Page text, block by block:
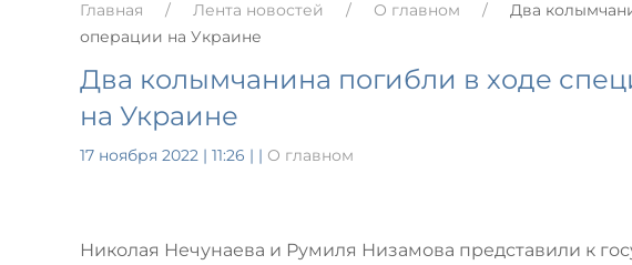
Главная Лента новостей О главном
Два
операции на Украине
Два колымчанина погибли в ходе
на Украине
17 ноября 2022 | 11:26 | | О главном
Николая Нечунаева и Румиля Низамова представили к